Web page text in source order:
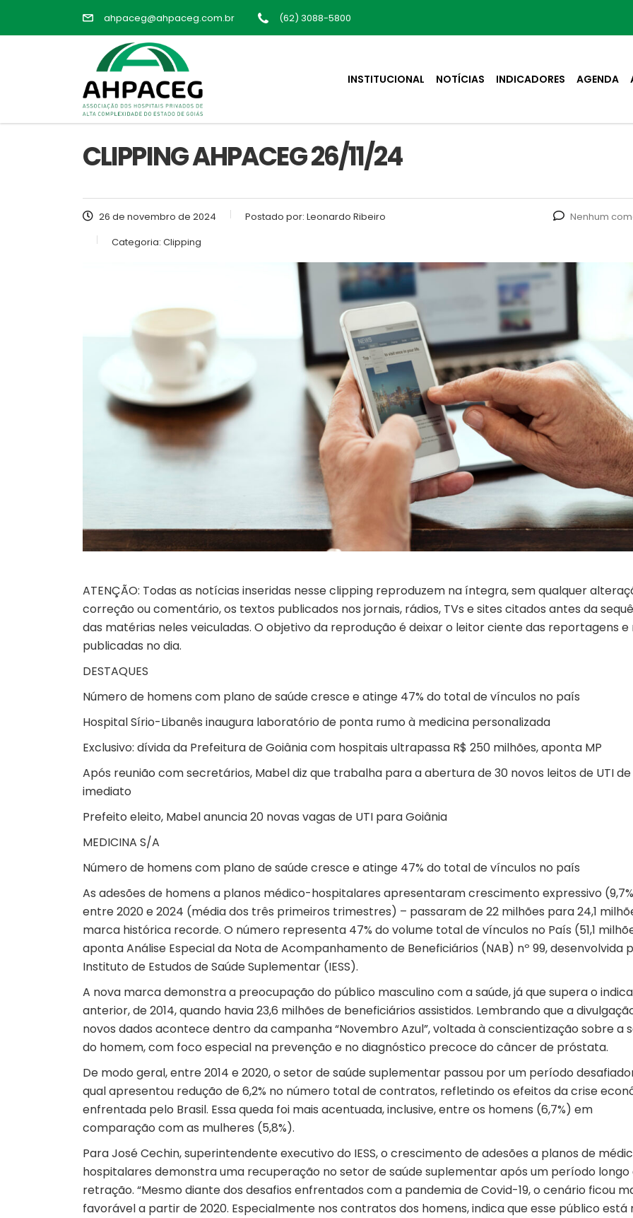
ahpaceg@ahpaceg.com.br (62) 3088-5800
INSTITUCIONAL NOTÍCIAS INDICADORES AGENDA
CLIPPING AHPACEG 26/11/24
26 de novembro de 2024 Postado por: Leonardo Ribeiro
Categoria: Clipping
Nenhum
ATENÇÃO: Todas as notícias inseridas nesse clipping reproduzem na íntegra, sem qualquer
correção ou comentário, os textos publicados nos jornais, rádios, TVs e sites citados antes da
das matérias neles veiculadas. O objetivo da reprodução é deixar o leitor ciente das reportagens e
publicadas no dia.
DESTAQUES
Número de homens com plano de saúde cresce e atinge 47% do total de vínculos no país
Hospital Sírio-Libanês inaugura laboratório de ponta rumo à medicina personalizada
Exclusivo: dívida da Prefeitura de Goiânia com hospitais ultrapassa R$ 250 milhões, aponta MP
Após reunião com secretários, Mabel diz que trabalha para a abertura de 30 novos leitos de UTI de
imediato
Prefeito eleito, Mabel anuncia 20 novas vagas de UTI para Goiânia
MEDICINA S/A
Número de homens com plano de saúde cresce e atinge 47% do total de vínculos no país
As adesões de homens a planos médico-hospitalares apresentaram crescimento expressivo
entre 2020 e 2024 (média dos três primeiros trimestres) – passaram de 22 milhões para 24,1
marca histórica recorde. O número representa 47% do volume total de vínculos no País (51,1
aponta Análise Especial da Nota de Acompanhamento de Beneficiários (NAB) nº 99, desenvolvida
Instituto de Estudos de Saúde Suplementar (IESS).
A nova marca demonstra a preocupação do público masculino com a saúde, já que supera o
anterior, de 2014, quando havia 23,6 milhões de beneficiários assistidos. Lembrando que a
novos dados acontece dentro da campanha “Novembro Azul”, voltada à conscientização sobre a
do homem, com foco especial na prevenção e no diagnóstico precoce do câncer de próstata.
De modo geral, entre 2014 e 2020, o setor de saúde suplementar passou por um período
qual apresentou redução de 6,2% no número total de contratos, refletindo os efeitos da crise
enfrentada pelo Brasil. Essa queda foi mais acentuada, inclusive, entre os homens (6,7%) em
comparação com as mulheres (5,8%).
Para José Cechin, superintendente executivo do IESS, o crescimento de adesões a planos de
hospitalares demonstra uma recuperação no setor de saúde suplementar após um período longo
retração. “Mesmo diante dos desafios enfrentados com a pandemia de Covid-19, o cenário ficou
favorável a partir de 2020. Especialmente nos contratos dos homens, indica que esse público está